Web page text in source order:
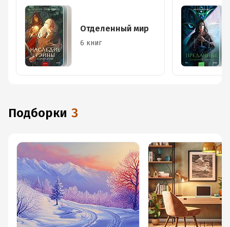
Отделенный мир
6 книг
Подборки 3